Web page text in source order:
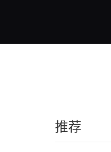
推荐